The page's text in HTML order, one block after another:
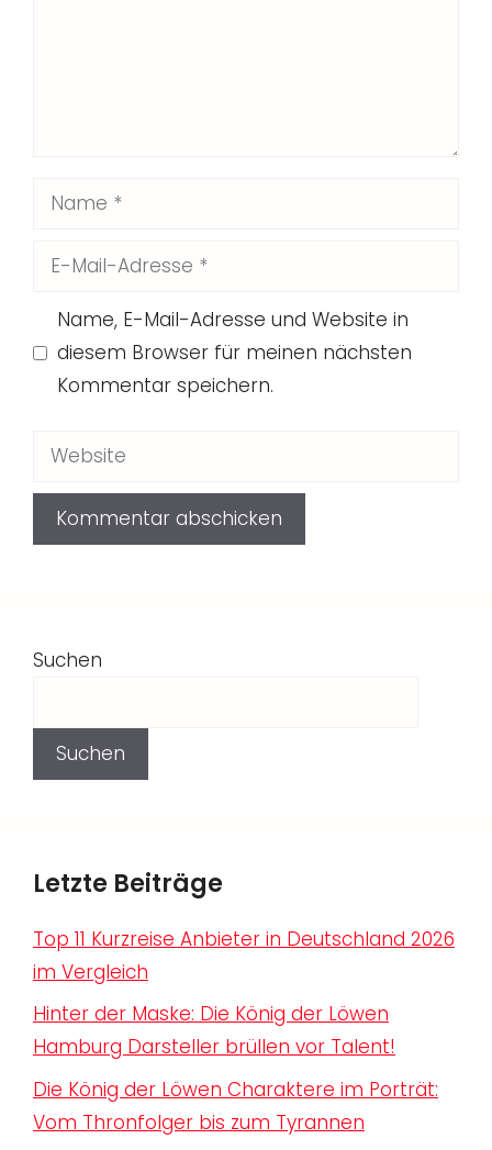
Name
E-
Adresse
Name, E-Mail-Adresse und Website in
diesem Browser für meinen nächsten
Kommentar speichern.
Website
Suchen
Suchen
Letzte Beiträge
Top 11 Kurzreise Anbieter in Deutschland 2026
im Vergleich
Hinter der Maske: Die König der Löwen
Hamburg Darsteller brüllen vor Talent!
Die König der Löwen Charaktere im Porträt:
Vom Thronfolger bis zum Tyrannen